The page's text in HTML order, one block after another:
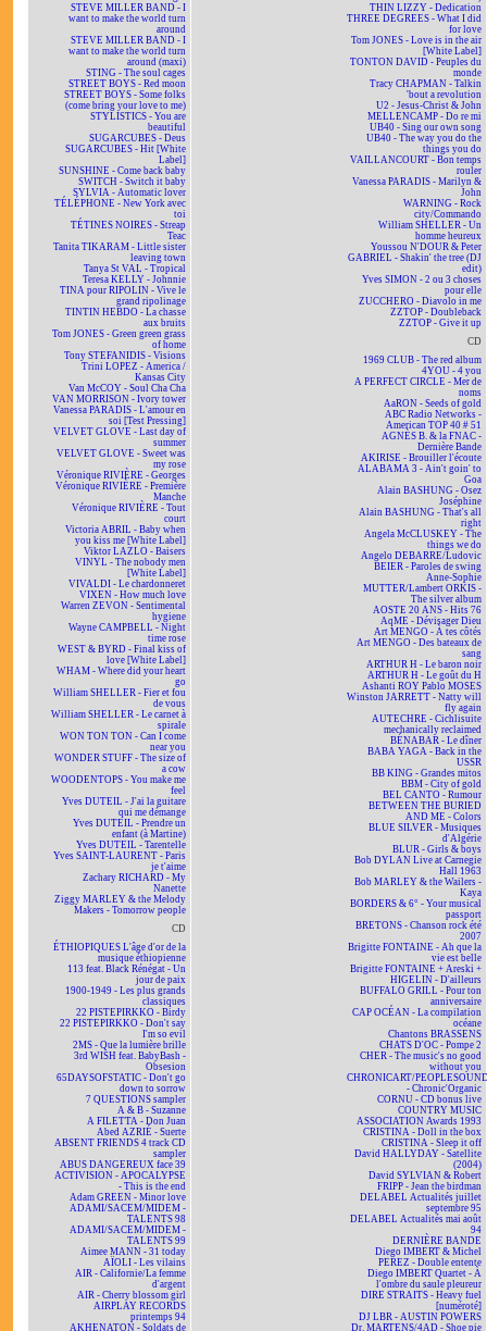
STEVE MILLER BAND - I
want to make the world turn
around
STEVE MILLER BAND - I
want to make the world turn
around (maxi)
STING - The soul cages
STREET BOYS - Red moon
STREET BOYS - Some folks
(come bring your love to me)
STYLISTICS - You are
beautiful
SUGARCUBES - Deus
SUGARCUBES - Hit [White
Label]
SUNSHINE - Come back baby
SWITCH - Switch it baby
SYLVIA - Automatic lover
TÉLÉPHONE - New York avec
toi
TÉTINES NOIRES - Streap
Teac
Tanita TIKARAM - Little sister
leaving town
Tanya St VAL - Tropical
Teresa KELLY - Johnnie
TINA pour RIPOLIN - Vive le
grand ripolinage
TINTIN HEBDO - La chasse
aux bruits
Tom JONES - Green green grass
of home
Tony STEFANIDIS - Visions
Trini LOPEZ - America /
Kansas City
Van McCOY - Soul Cha Cha
VAN MORRISON - Ivory tower
Vanessa PARADIS - L'amour en
soi [Test Pressing]
VELVET GLOVE - Last day of
summer
VELVET GLOVE - Sweet was
my rose
Véronique RIVIÈRE - Georges
Véronique RIVIÈRE - Première
Manche
Véronique RIVIÈRE - Tout
court
Victoria ABRIL - Baby when
you kiss me [White Label]
Viktor LAZLO - Baisers
VINYL - The nobody men
[White Label]
VIVALDI - Le chardonneret
VIXEN - How much love
Warren ZEVON - Sentimental
hygiene
Wayne CAMPBELL - Night
time rose
WEST & BYRD - Final kiss of
love [White Label]
WHAM - Where did your heart
go
William SHELLER - Fier et fou
de vous
William SHELLER - Le carnet à
spirale
WON TON TON - Can I come
near you
WONDER STUFF - The size of
a cow
WOODENTOPS - You make me
feel
Yves DUTEIL - J'ai la guitare
qui me démange
Yves DUTEIL - Prendre un
enfant (à Martine)
Yves DUTEIL - Tarentelle
Yves SAINT-LAURENT - Paris
je t'aime
Zachary RICHARD - My
Nanette
Ziggy MARLEY & the Melody
Makers - Tomorrow people
CD
ÉTHIOPIQUES L'âge d'or de la
musique éthiopienne
113 feat. Black Rénégat - Un
jour de paix
1900-1949 - Les plus grands
classiques
22 PISTEPIRKKO - Birdy
22 PISTEPIRKKO - Don't say
I'm so evil
2MS - Que la lumière brille
3rd WISH feat. BabyBash -
Obsesion
65DAYSOFSTATIC - Don't go
down to sorrow
7 QUESTIONS sampler
A & B - Suzanne
A FILETTA - Don Juan
Abed AZRIÉ - Suerte
ABSENT FRIENDS 4 track CD
sampler
ABUS DANGEREUX face 39
ACTIVISION - APOCALYPSE
- This is the end
Adam GREEN - Minor love
ADAMI/SACEM/MIDEM -
TALENTS 98
ADAMI/SACEM/MIDEM -
TALENTS 99
Aimee MANN - 31 today
AÏOLI - Les vilains
AIR - Californie/La femme
d'argent
AIR - Cherry blossom girl
AIRPLAY RECORDS
printemps 94
AKHENATON - Soldats de
THIN LIZZY - Dedication
THREE DEGREES - What I did
for love
Tom JONES - Love is in the air
[White Label]
TONTON DAVID - Peuples du
monde
Tracy CHAPMAN - Talkin
'bout a revolution
U2 - Jesus-Christ & John
MELLENCAMP - Do re mi
UB40 - Sing our own song
UB40 - The way you do the
things you do
VAILLANCOURT - Bon temps
rouler
Vanessa PARADIS - Marilyn &
John
WARNING - Rock
city/Commando
William SHELLER - Un
homme heureux
Youssou N'DOUR & Peter
GABRIEL - Shakin' the tree (DJ
edit)
Yves SIMON - 2 ou 3 choses
pour elle
ZUCCHERO - Diavolo in me
ZZTOP - Doubleback
ZZTOP - Give it up
CD
1969 CLUB - The red album
4YOU - 4 you
A PERFECT CIRCLE - Mer de
noms
AaRON - Seeds of gold
ABC Radio Networks -
American TOP 40 # 51
AGNÈS B. & la FNAC -
Dernière Bande
AKIRISE - Brouiller l'écoute
ALABAMA 3 - Ain't goin' to
Goa
Alain BASHUNG - Osez
Joséphine
Alain BASHUNG - That's all
right
Angela McCLUSKEY - The
things we do
Angelo DEBARRE/Ludovic
BEIER - Paroles de swing
Anne-Sophie
MUTTER/Lambert ORKIS -
The silver album
AOSTE 20 ANS - Hits 76
AqME - Dévisager Dieu
Art MENGO - À tes côtés
Art MENGO - Des bateaux de
sang
ARTHUR H - Le baron noir
ARTHUR H - Le goût du H
Ashanti ROY Pablo MOSES
Winston JARRETT - Natty will
fly again
AUTECHRE - Cichlisuite
mechanically reclaimed
BÉNABAR - Le dîner
BABA YAGA - Back in the
USSR
BB KING - Grandes mitos
BBM - City of gold
BEL CANTO - Rumour
BETWEEN THE BURIED
AND ME - Colors
BLUE SILVER - Musiques
d'Algérie
BLUR - Girls & boys
Bob DYLAN Live at Carnegie
Hall 1963
Bob MARLEY & the Wailers -
Kaya
BORDERS & 6° - Your musical
passport
BRETONS - Chanson rock été
2007
Brigitte FONTAINE - Ah que la
vie est belle
Brigitte FONTAINE + Areski +
HIGELIN - D'ailleurs
BUFFALO GRILL - Pour ton
anniversaire
CAP OCÉAN - La compilation
océane
Chantons BRASSENS
CHATS D'OC - Pompe 2
CHER - The music's no good
without you
CHRONICART/
- Chronic'Organic
CORNU - CD bonus live
COUNTRY MUSIC
ASSOCIATION Awards 1993
CRISTINA - Doll in the box
CRISTINA - Sleep it off
David HALLYDAY - Satellite
(2004)
David SYLVIAN & Robert
FRIPP - Jean the birdman
DELABEL Actualités juillet
septembre 95
DELABEL Actualités mai août
94
DERNIÈRE BANDE
Diego IMBERT & Michel
PEREZ - Double entente
Diego IMBERT Quartet - À
l'ombre du saule pleureur
DIRE STRAITS - Heavy fuel
[numéroté]
DJ LBR - AUSTIN POWERS
Dr. MARTENS/4AD - Shoe pie